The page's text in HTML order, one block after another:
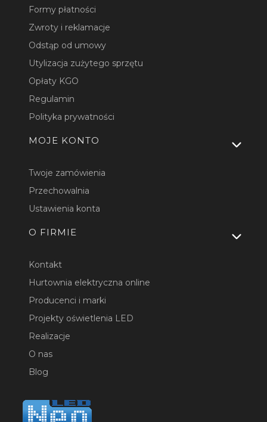
Formy płatności
Zwroty i reklamacje
Odstąp od umowy
Utylizacja zużytego sprzętu
Opłaty KGO
Regulamin
Polityka prywatności
MOJE KONTO
Twoje zamówienia
Przechowalnia
Ustawienia konta
O FIRMIE
Kontakt
Hurtownia elektryczna online
Producenci i marki
Projekty oświetlenia LED
Realizacje
O nas
Blog